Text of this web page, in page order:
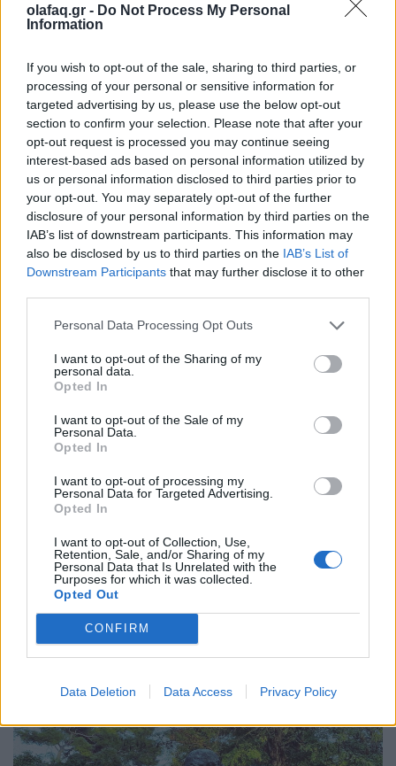
olafaq.gr - Do Not Process My Personal
Information
If you wish to opt-out of the sale, sharing to third parties, or
processing of your personal or sensitive information for
targeted advertising by us, please use the below opt-out
section to confirm your selection. Please note that after your
opt-out request is processed you may continue seeing
interest-based ads based on personal information utilized by
us or personal information disclosed to third parties prior to
your opt-out. You may separately opt-out of the further
disclosure of your personal information by third parties on the
IAB’s list of downstream participants. This information may
also be disclosed by us to third parties on the IAB’s List of
Downstream Participants that may further disclose it to other
Personal Data Processing Opt Outs
I want to opt-out of the Sharing of my
personal data.
Opted In
I want to opt-out of the Sale of my
Personal Data.
Opted In
I want to opt-out of processing my
Personal Data for Targeted Advertising.
Opted In
I want to opt-out of Collection, Use,
Retention, Sale, and/or Sharing of my
Personal Data that Is Unrelated with the
Purposes for which it was collected.
Opted Out
CONFIRM
Data Deletion Data Access Privacy Policy
Δημοσιεύθηκε σε Πόλη | Taggedζαχαροπλαστεια ,Πάσχα,πασχαλινά
αυγά,σοκολατενια αυγα
Δείτε επίσης
Η πόλη των 30 λεπτών: Βιώσιμο σχέδιο ή
26.11.25
Η "πόλη των 30 Λεπτών" υπόσχεται μια καθημερινότητα
όπου τα πάντα βρίσκονται δίπλα μας, όμως μπορεί μια ιδέα
βιώσιμης εγγύτητας να εφαρμοστεί σε ένα χαοτικό αστικό